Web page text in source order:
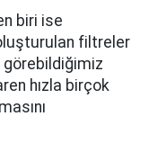
biri ise
filtreler
görebildiğimiz
hızla birçok